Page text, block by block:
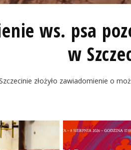
ws. psa
w
złożyło zawiadomienie o